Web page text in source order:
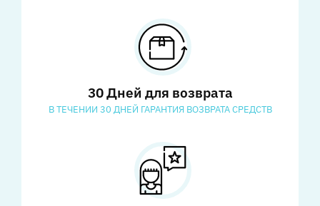
30 Дней для возврата
В ТЕЧЕНИИ 30 ДНЕЙ ГАРАНТИЯ ВОЗВРАТА СРЕДСТВ